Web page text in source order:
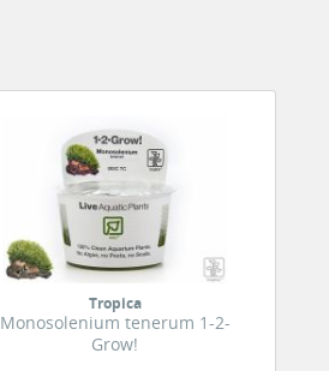
Tropica
Monosolenium tenerum 1-2-
Grow!